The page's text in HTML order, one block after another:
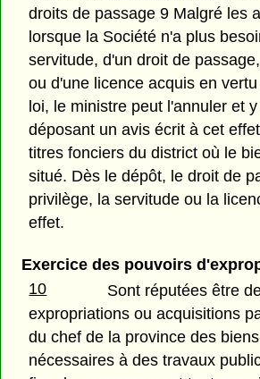
droits de passage 9 Malgré les
lorsque la Société n'a plus
servitude, d'un droit de
ou d'une licence acquis en
loi, le ministre peut l'annuler et
déposant un avis écrit à cet
titres fonciers du district où le
situé. Dès le dépôt, le droit de
privilège, la servitude ou la
effet.
Exercice des pouvoirs
10
Sont réputées être
expropriations ou acquisitions
du chef de la province des
nécessaires à des travaux